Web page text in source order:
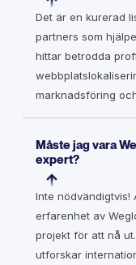
Det är en kurerad
partners som
hittar betrodda
marknadsföring
Måste jag vara
expert?
Inte nödvändigtvis!
erfarenhet av
projekt för att nå
utforskar